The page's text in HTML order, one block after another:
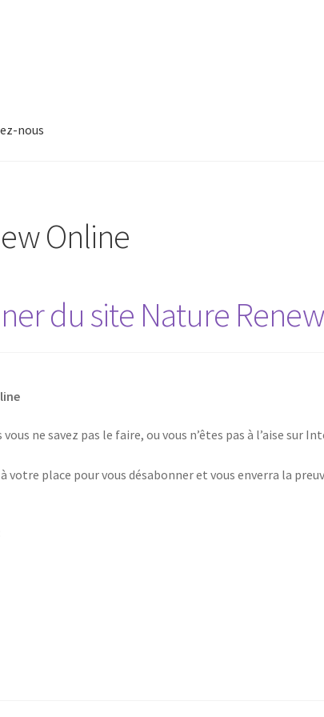
nous
Online
du site Nature
ne savez pas le faire, ou vous n’êtes pas à l’aise sur
place pour vous désabonner et vous enverra la